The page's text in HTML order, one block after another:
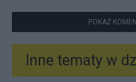
POKAŻ
Inne tematy w